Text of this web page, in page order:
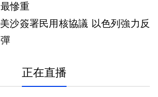
最慘重
美沙簽署民用核協議 以色列強力反
彈
正在直播